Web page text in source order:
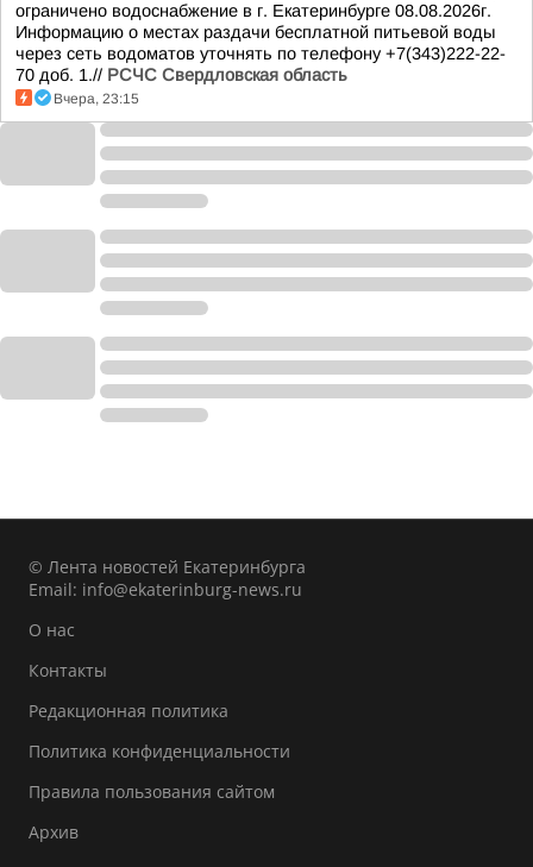
ограничено водоснабжение в г. Екатеринбурге 08.08.2026г.
Информацию о местах раздачи бесплатной питьевой воды
через сеть водоматов уточнять по телефону +7(343)222-22-
70 доб. 1.// РСЧС Свердловская область
Вчера, 23:15
© Лента новостей Екатеринбурга
Email: info@ekaterinburg-news.ru
О нас
Контакты
Редакционная политика
Политика конфиденциальности
Правила пользования сайтом
Архив